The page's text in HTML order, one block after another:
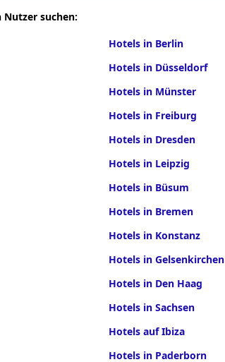
Nutzer suchen:
Hotels in Berlin
Hotels in Düsseldorf
Hotels in Münster
Hotels in Freiburg
Hotels in Dresden
Hotels in Leipzig
Hotels in Büsum
Hotels in Bremen
Hotels in Konstanz
Hotels in Gelsenkirchen
Hotels in Den Haag
Hotels in Sachsen
Hotels auf Ibiza
Hotels in Paderborn